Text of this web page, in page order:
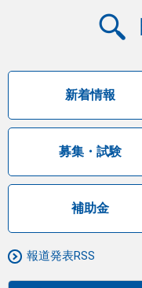
新着情報
募集・試験
補助金
報道発表RSS